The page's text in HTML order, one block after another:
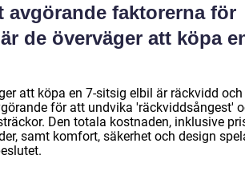
avgörande faktorerna för
de överväger att köpa
att köpa en 7-sitsig elbil är räckvidd och
för att undvika 'räckviddsångest'
Den totala kostnaden, inklusive
samt komfort, säkerhet och design